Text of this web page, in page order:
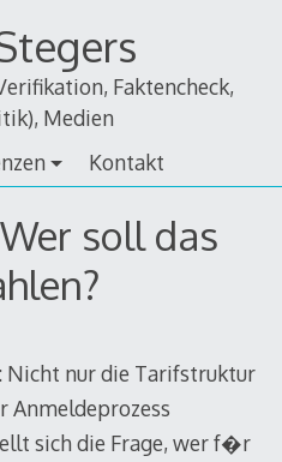
Faktencheck,
Medien
Kontakt
soll das
Nicht nur die Tarifstruktur
Anmeldeprozess
sich die Frage, wer f�r